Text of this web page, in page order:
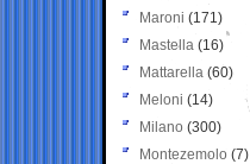
Maroni (171)
Mastella (16)
Mattarella (60)
Meloni (14)
Milano (300)
Montezemolo (7)